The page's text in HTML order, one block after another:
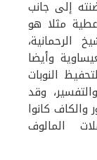
إلى جانب
مثلا هو
وأيضا
النوبات
وقد
كانوا
المالوف